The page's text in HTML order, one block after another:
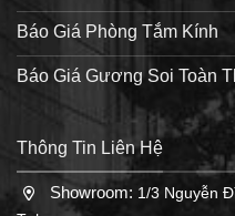
Báo Giá Phòng Tắm Kính
Báo Giá Gương Soi Toàn
Thông Tin Liên Hệ
Showroom: 1/3 Nguyễn